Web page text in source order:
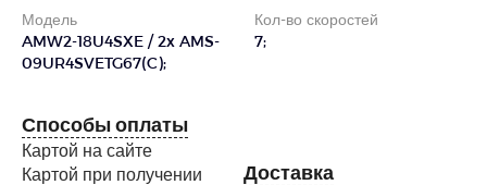
Модель
AMW2-18U4SXE / 2x AMS-
09UR4SVETG67(C);
Кол-во скоростей
7;
Способы оплаты
Картой на сайте
Картой при получении
Доставка